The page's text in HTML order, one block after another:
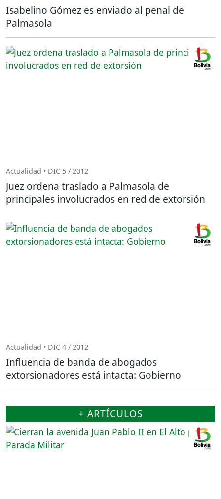
Isabelino Gómez es enviado al penal de
Palmasola
Actualidad • DIC 5 / 2012
Juez ordena traslado a Palmasola de
principales involucrados en red de extorsión
Actualidad • DIC 4 / 2012
Influencia de banda de abogados
extorsionadores está intacta: Gobierno
+ ARTÍCULOS